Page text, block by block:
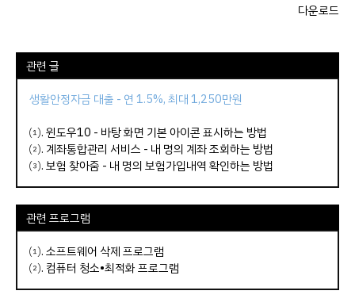
다운로드
관련 글
생활안정자금 대출 - 연 1.5%, 최대 1,250만원
⑴.윈도우10 - 바탕 화면 기본 아이콘 표시하는 방법
⑵. 계좌통합관리 서비스 - 내 명의 계좌 조회하는 방법
⑶.보험 찾아줌 - 내 명의 보험가입내역 확인하는 방법
관련 프로그램
⑴.소프트웨어 삭제 프로그램
⑵. 컴퓨터 청소•최적화 프로그램